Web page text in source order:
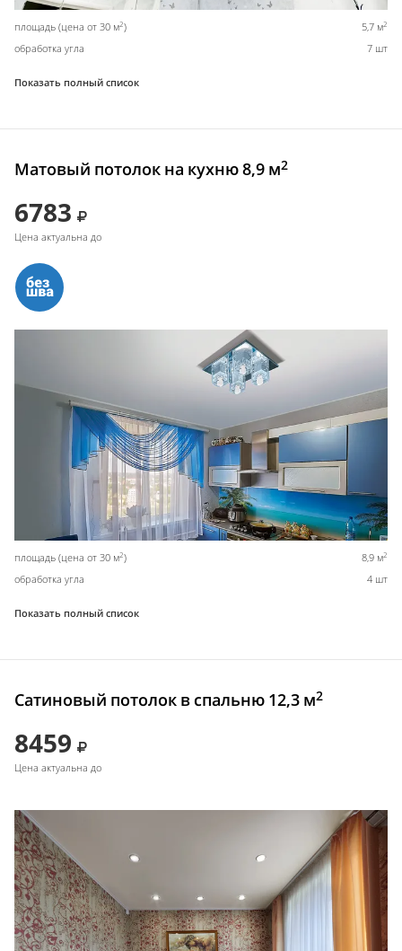
площадь (цена от 30 м2) 5,7 м2
обработка угла 7 шт
Показать полный список
Матовый потолок на кухню 8,9 м2
6783
Цена актуальна до
площадь (цена от 30 м2) 8,9 м2
обработка угла 4 шт
Показать полный список
Сатиновый потолок в спальню 12,3 м2
8459
Цена актуальна до